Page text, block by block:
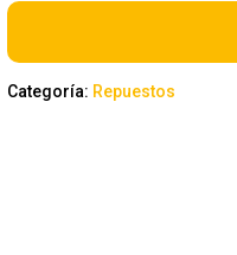
Categoría: Repuestos